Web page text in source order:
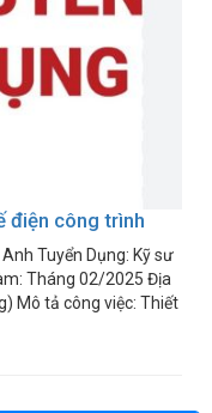
điện công trình
Tuyển Dụng: Kỹ sư
Tháng 02/2025 Địa
Mô tả công việc: Thiết